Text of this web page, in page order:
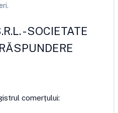
-SOCIETATE
comerțului: